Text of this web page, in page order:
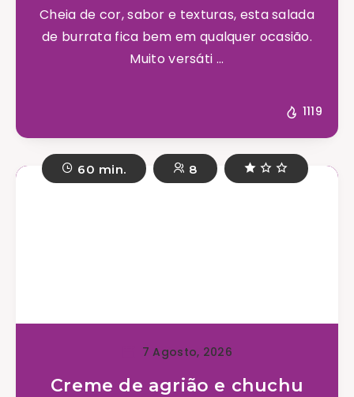
Cheia de cor, sabor e texturas, esta salada
de burrata fica bem em qualquer ocasião.
Muito versáti ...
1119
60 min. 8
7 Agosto, 2026
Creme de agrião e chuchu